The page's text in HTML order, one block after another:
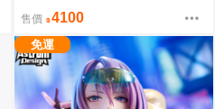
售價 4100
免運